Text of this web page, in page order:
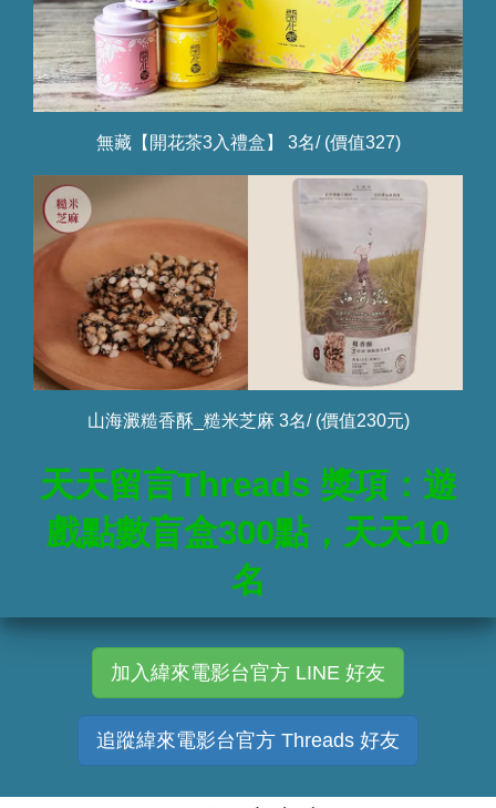
無藏【開花茶3入禮盒】 3名/ (價值327)
山海澱糙香酥_糙米芝麻 3名/ (價值230元)
天天留言Threads 獎項：遊
戲點數盲盒300點，天天10
名
加入緯來電影台官方 LINE 好友
追蹤緯來電影台官方 Threads 好友